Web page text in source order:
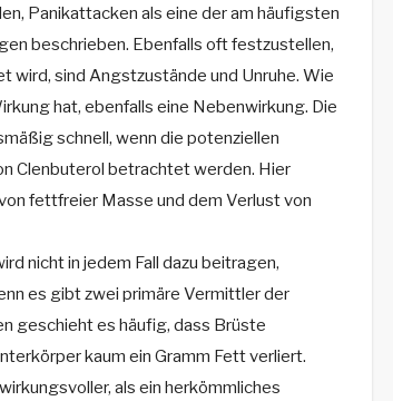
Panikattacken als eine der am häufigsten
beschrieben. Ebenfalls oft festzustellen,
wird, sind Angstzustände und Unruhe. Wie
hat, ebenfalls eine Nebenwirkung. Die
schnell, wenn die potenziellen
Clenbuterol betrachtet werden. Hier
fettfreier Masse und dem Verlust von
nicht in jedem Fall dazu beitragen,
es gibt zwei primäre Vermittler der
geschieht es häufig, dass Brüste
kaum ein Gramm Fett verliert.
als ein herkömmliches